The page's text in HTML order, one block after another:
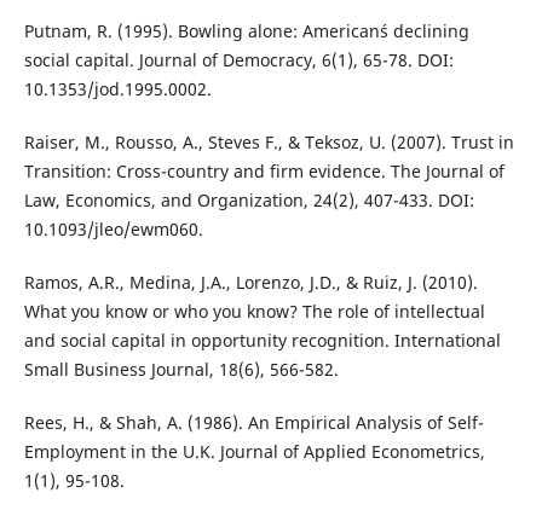
Putnam, R. (1995). Bowling alone: American´s declining
social capital. Journal of Democracy, 6(1), 65-78. DOI:
10.1353/jod.1995.0002.
Raiser, M., Rousso, A., Steves F., & Teksoz, U. (2007). Trust in
Transition: Cross-country and firm evidence. The Journal of
Law, Economics, and Organization, 24(2), 407-433. DOI:
10.1093/jleo/ewm060.
Ramos, A.R., Medina, J.A., Lorenzo, J.D., & Ruiz, J. (2010).
What you know or who you know? The role of intellectual
and social capital in opportunity recognition. International
Small Business Journal, 18(6), 566-582.
Rees, H., & Shah, A. (1986). An Empirical Analysis of Self-
Employment in the U.K. Journal of Applied Econometrics,
1(1), 95-108.